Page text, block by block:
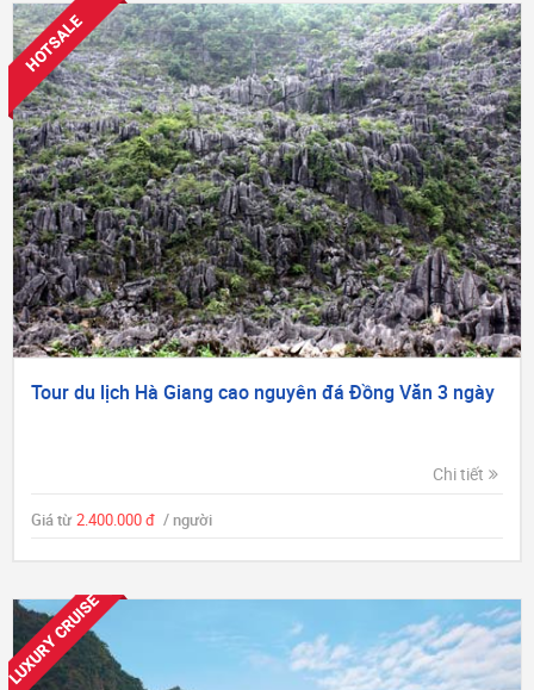
HOTSALE
Tour du lịch Hà Giang cao nguyên đá Đồng Văn 3 ngày
Chi tiết
Giá từ 2.400.000 đ / người
LUXURY CRUISE